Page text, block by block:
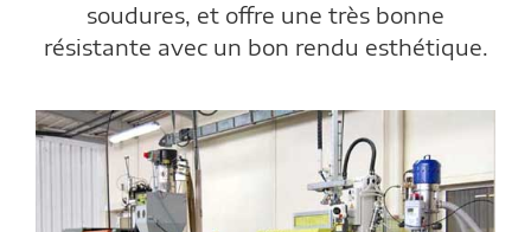
soudures, et offre une très bonne
résistante avec un bon rendu esthétique.